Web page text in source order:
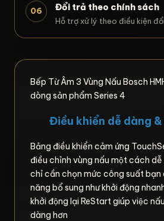
06 Đổi trả theo chính sách
Hỗ trợ xử lý theo điều kiện
Bếp Từ Âm 3 Vùng Nấu Bosch
dòng sản phẩm Series 4
Điều khiển dễ dàng
Bảng điều khiển cảm ứng
điều chỉnh vùng nấu một cách
chỉ cần chọn mức công suất bạn
năng bổ sung như khởi động
khởi động lại ReStart giúp việc
dàng hơn